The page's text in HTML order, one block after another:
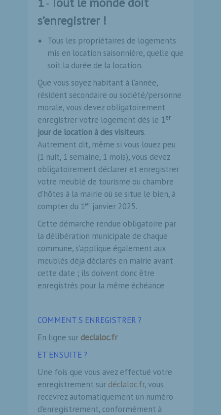
-
s’enregistrer !
Tous les propriétaires de logements
mis en location saisonnière, quelle que
soit la durée de la location.
Que vous soyez habitant à l’année,
résident secondaire ou société/personne
morale, vous devez obligatoirement
enregistrer votre logement dès le 1er
jour de location à des visiteurs.
Autrement dit, même si vous louez peu
(1 nuit, 1 semaine, 1 mois), vous devez
obligatoirement déclarer et enregistrer
votre meublé de tourisme ou chambre
d’hôtes à la mairie où se situe le bien, à
compter du 1er janvier 2025.
Cette démarche rendue obligatoire par
la délibération municipale de chaque
commune, s’applique également aux
meublés déjà déclarés en mairie avant
cette date ; ils doivent donc être
enregistrés pour la même échéance
COMMENT S ENREGISTRER ?
En ligne sur declaloc.fr
ET ENSUITE ?
Une fois que vous avez effectué votre
enregistrement sur déclaloc.fr, vous
recevrez automatiquement un numéro
d’enregistrement, conformément à